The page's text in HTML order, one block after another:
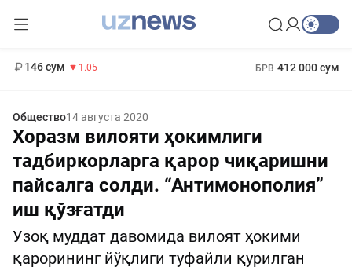
146 сум -1.05 БРВ 412 000 сум
Общество14 августа 2020
Хоразм вилояти ҳокимлиги
тадбиркорларга қарор чиқаришни
пайсалга солди. “Антимонополия”
иш қўзғатди
Узоқ муддат давомида вилоят ҳокими
қарорининг йўқлиги туфайли қурилган